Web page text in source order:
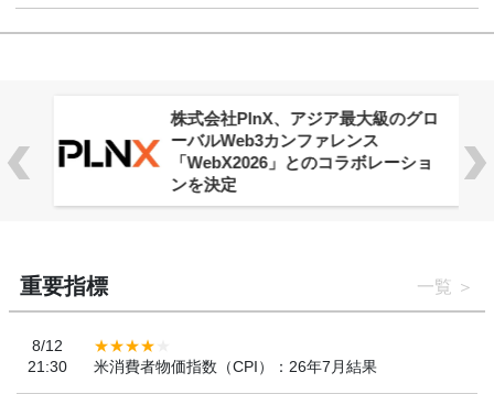
株式会社PlnX、アジア最大級のグロ
ーバルWeb3カンファレンス
「WebX2026」とのコラボレーショ
ンを決定
重要指標 一覧
8/12
21:30
米消費者物価指数（CPI）：26年7月結果